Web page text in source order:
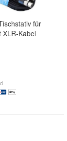
für
XLR-Kabel